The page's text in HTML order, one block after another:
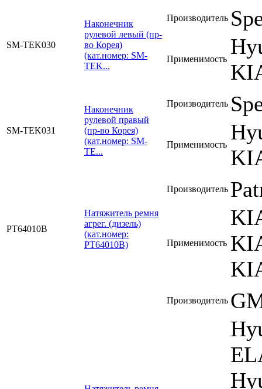
SM-TEK030
Наконечник
рулевой левый (пр-
во Корея)
(кат.номер: SM-
TEK...
Производитель
Применимость
SM-TEK031
Наконечник
рулевой правый
(пр-во Корея)
(кат.номер: SM-
TE...
Производитель
Применимость
PT64010B
Натяжитель ремня
агрег. (дизель)
(кат.номер:
PT64010B)
Производитель
Применимость
Производитель